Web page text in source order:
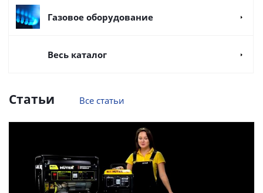
Газовое оборудование
Весь каталог
Статьи Все статьи